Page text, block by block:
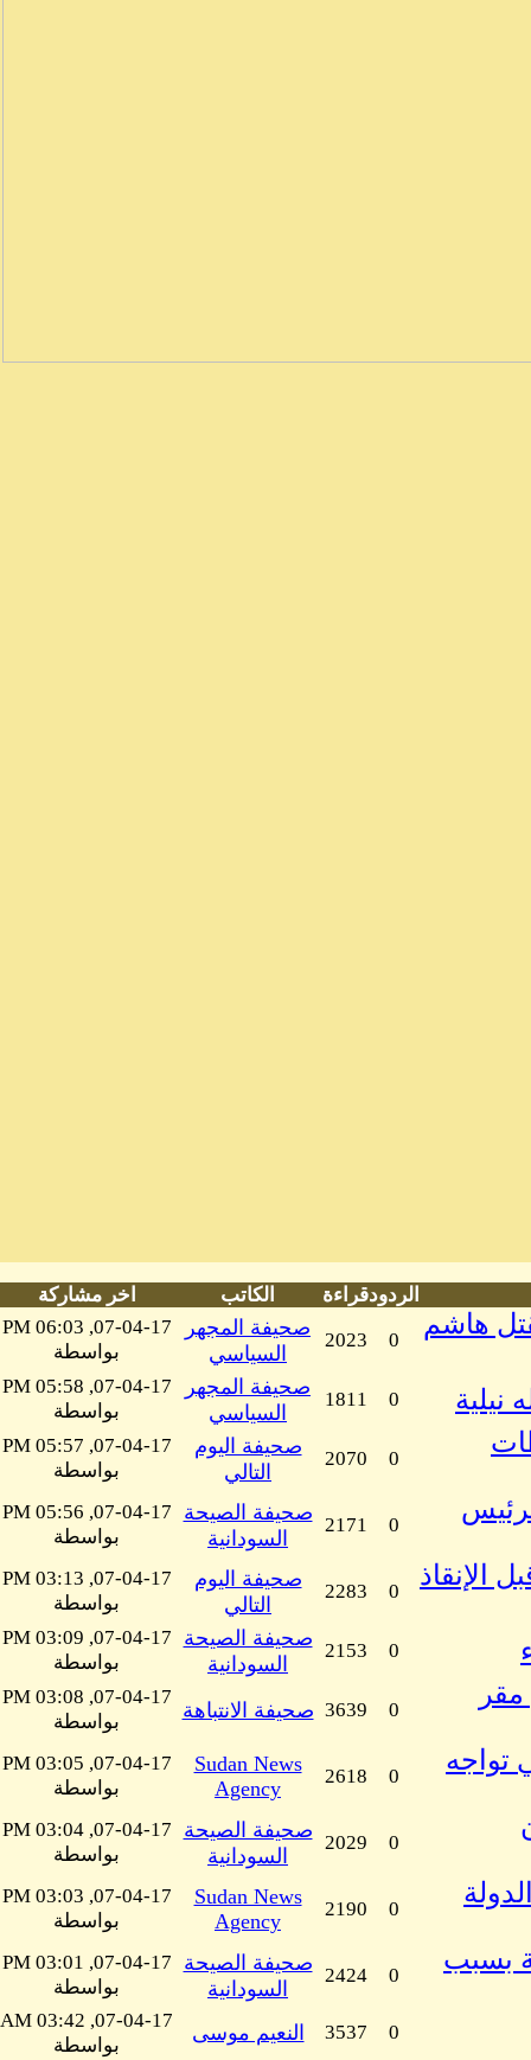
الردودقراءة الكاتب اخر مشاركة
هاشم
0
2023
صحيفة المجهر
السياسي
07-04-17, 06:03 PM
بواسطة
0
1811
صحيفة المجهر
السياسي
07-04-17, 05:58 PM
بواسطة
0
2070
صحيفة اليوم
التالي
07-04-17, 05:57 PM
بواسطة
0
2171
صحيفة الصيحة
السودانية
07-04-17, 05:56 PM
بواسطة
قبل الإنقاذ
0
2283
صحيفة اليوم
التالي
07-04-17, 03:13 PM
بواسطة
0
2153
صحيفة الصيحة
السودانية
07-04-17, 03:09 PM
بواسطة
0
3639 صحيفة الانتباهة
07-04-17, 03:08 PM
بواسطة
تواجه
0
2618
Sudan News
Agency
07-04-17, 03:05 PM
بواسطة
0
2029
صحيفة الصيحة
السودانية
07-04-17, 03:04 PM
بواسطة
0
2190
Sudan News
Agency
07-04-17, 03:03 PM
بواسطة
بسبب
0
2424
صحيفة الصيحة
السودانية
07-04-17, 03:01 PM
بواسطة
0
3537 النعيم موسى
07-04-17, 03:42 AM
بواسطة